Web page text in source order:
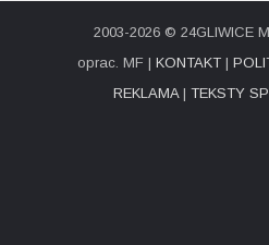
2003-2026 © 24GLIWICE
oprac. MF | KONTAKT|
REKLAMA| TEKSTY